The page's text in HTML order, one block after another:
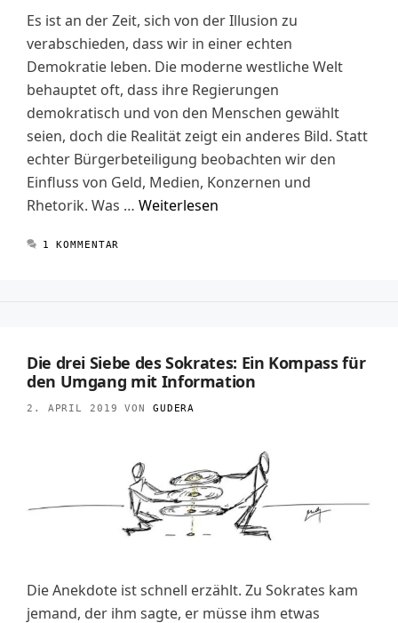
Es ist an der Zeit, sich von der Illusion zu
verabschieden, dass wir in einer echten
Demokratie leben. Die moderne westliche Welt
behauptet oft, dass ihre Regierungen
demokratisch und von den Menschen gewählt
seien, doch die Realität zeigt ein anderes Bild. Statt
echter Bürgerbeteiligung beobachten wir den
Einfluss von Geld, Medien, Konzernen und
Rhetorik. Was … Weiterlesen
1 KOMMENTAR
Die drei Siebe des Sokrates: Ein Kompass für
den Umgang mit Information
2. APRIL 2019 VON GUDERA
Die Anekdote ist schnell erzählt. Zu Sokrates kam
jemand, der ihm sagte, er müsse ihm etwas